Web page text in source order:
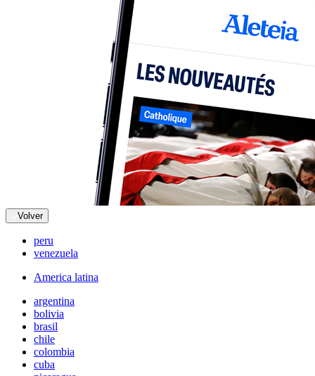
Volver
peru
venezuela
America latina
argentina
bolivia
brasil
chile
colombia
cuba